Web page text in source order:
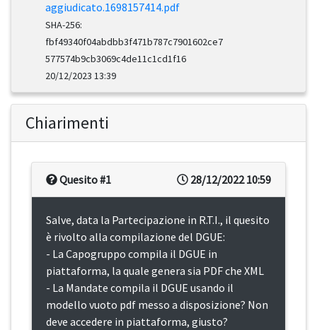
aggiudicato.1698157414.pdf
SHA-256:
fbf49340f04abdbb3f471b787c7901602ce7
577574b9cb3069c4de11c1cd1f16
20/12/2023 13:39
Chiarimenti
28/12/2022 10:59
Quesito #1
Salve, data la Partecipazione in R.T.I., il quesito
è rivolto alla compilazione del DGUE:
- La Capogruppo compila il DGUE in
piattaforma, la quale genera sia PDF che XML
- La Mandate compila il DGUE usando il
modello vuoto pdf messo a disposizione? Non
deve accedere in piattaforma, giusto?